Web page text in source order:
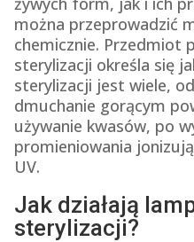
można przeprowadzić
chemicznie. Przedmiot
sterylizacji określa się
sterylizacji jest wiele,
dmuchanie gorącym
używanie kwasów, po
promieniowania
UV.
Jak działają
sterylizacji?